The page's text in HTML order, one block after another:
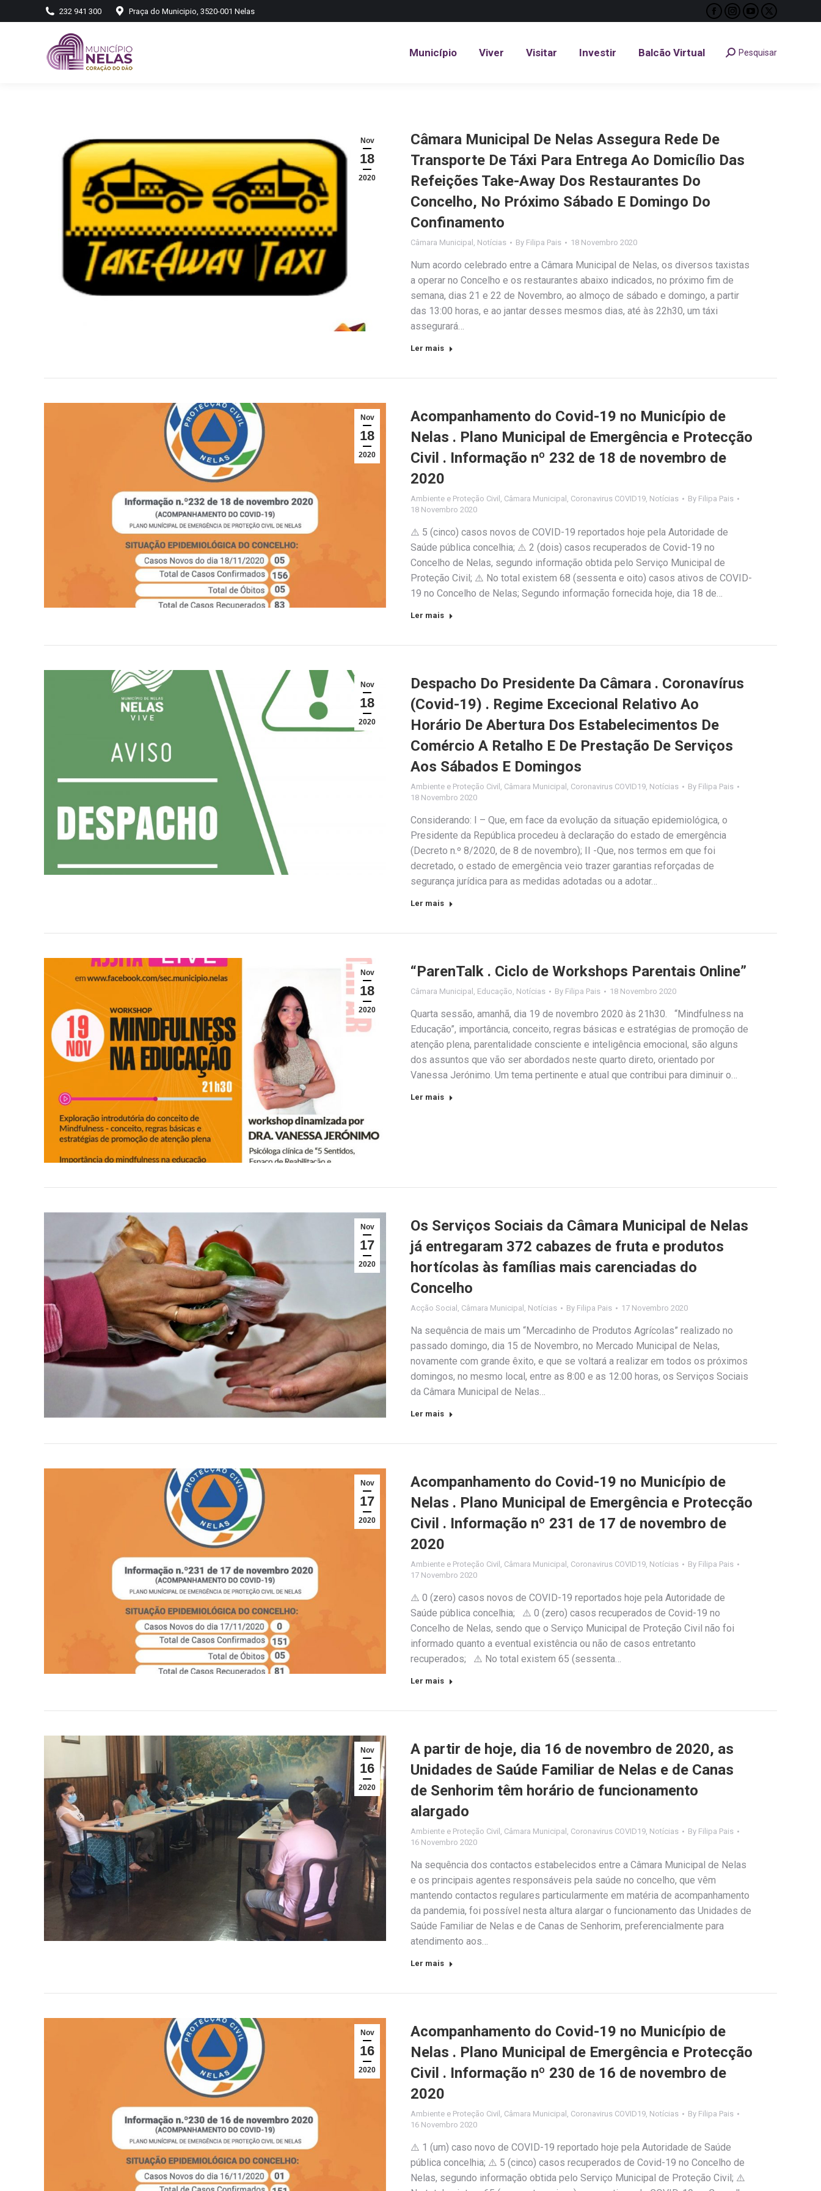
232 941 300 Praça do Municipio, 3520-001 Nelas
Facebook
opens
Instagram
opens
YouTube
opens
X
opens
Município Viver Visitar Investir Balcão Virtual Search:Pesquisar
Nov
18
2020
Câmara Municipal De Nelas Assegura Rede De
Transporte De Táxi Para Entrega Ao Domicílio Das
Refeições Take-Away Dos Restaurantes Do
Concelho, No Próximo Sábado E Domingo Do
Confinamento
Câmara Municipal , Notícias By Filipa Pais 18 Novembro 2020
Num acordo celebrado entre a Câmara Municipal de Nelas, os diversos taxistas
a operar no Concelho e os restaurantes abaixo indicados, no próximo fim de
semana, dias 21 e 22 de Novembro, ao almoço de sábado e domingo, a partir
das 13:00 horas, e ao jantar desses mesmos dias, até às 22h30, um táxi
assegurará…
Ler mais
Nov
18
2020
Acompanhamento do Covid-19 no Município de
Nelas . Plano Municipal de Emergência e Protecção
Civil . Informação nº 232 de 18 de novembro de
2020
Ambiente e Proteção Civil , Câmara Municipal , Coronavirus COVID19, Notícias By Filipa Pais
18 Novembro 2020
⚠️ 5 (cinco) casos novos de COVID-19 reportados hoje pela Autoridade de
Saúde pública concelhia; ⚠️ 2 (dois) casos recuperados de Covid-19 no
Concelho de Nelas, segundo informação obtida pelo Serviço Municipal de
Proteção Civil; ⚠️ No total existem 68 (sessenta e oito) casos ativos de COVID-
19 no Concelho de Nelas; Segundo informação fornecida hoje, dia 18 de…
Ler mais
Nov
18
2020
Despacho Do Presidente Da Câmara . Coronavírus
(Covid-19) . Regime Excecional Relativo Ao
Horário De Abertura Dos Estabelecimentos De
Comércio A Retalho E De Prestação De Serviços
Aos Sábados E Domingos
Ambiente e Proteção Civil , Câmara Municipal , Coronavirus COVID19, Notícias By Filipa Pais
18 Novembro 2020
Considerando: I – Que, em face da evolução da situação epidemiológica, o
Presidente da República procedeu à declaração do estado de emergência
(Decreto n.º 8/2020, de 8 de novembro); II -Que, nos termos em que foi
decretado, o estado de emergência veio trazer garantias reforçadas de
segurança jurídica para as medidas adotadas ou a adotar…
Ler mais
Nov
18
2020
“ParenTalk . Ciclo de Workshops Parentais Online”
Câmara Municipal , Educação, Notícias By Filipa Pais 18 Novembro 2020
Quarta sessão, amanhã, dia 19 de novembro 2020 às 21h30. “Mindfulness na
Educação”, importância, conceito, regras básicas e estratégias de promoção de
atenção plena, parentalidade consciente e inteligência emocional, são alguns
dos assuntos que vão ser abordados neste quarto direto, orientado por
Vanessa Jerónimo. Um tema pertinente e atual que contribui para diminuir o…
Ler mais
Nov
17
2020
Os Serviços Sociais da Câmara Municipal de Nelas
já entregaram 372 cabazes de fruta e produtos
hortícolas às famílias mais carenciadas do
Concelho
Acção Social , Câmara Municipal , Notícias By Filipa Pais 17 Novembro 2020
Na sequência de mais um “Mercadinho de Produtos Agrícolas” realizado no
passado domingo, dia 15 de Novembro, no Mercado Municipal de Nelas,
novamente com grande êxito, e que se voltará a realizar em todos os próximos
domingos, no mesmo local, entre as 8:00 e as 12:00 horas, os Serviços Sociais
da Câmara Municipal de Nelas…
Ler mais
Nov
17
2020
Acompanhamento do Covid-19 no Município de
Nelas . Plano Municipal de Emergência e Protecção
Civil . Informação nº 231 de 17 de novembro de
2020
Ambiente e Proteção Civil , Câmara Municipal , Coronavirus COVID19, Notícias By Filipa Pais
17 Novembro 2020
⚠️ 0 (zero) casos novos de COVID-19 reportados hoje pela Autoridade de
Saúde pública concelhia; ⚠️ 0 (zero) casos recuperados de Covid-19 no
Concelho de Nelas, sendo que o Serviço Municipal de Proteção Civil não foi
informado quanto a eventual existência ou não de casos entretanto
recuperados; ⚠️ No total existem 65 (sessenta…
Ler mais
Nov
16
2020
A partir de hoje, dia 16 de novembro de 2020, as
Unidades de Saúde Familiar de Nelas e de Canas
de Senhorim têm horário de funcionamento
alargado
Ambiente e Proteção Civil , Câmara Municipal , Coronavirus COVID19, Notícias By Filipa Pais
16 Novembro 2020
Na sequência dos contactos estabelecidos entre a Câmara Municipal de Nelas
e os principais agentes responsáveis pela saúde no concelho, que vêm
mantendo contactos regulares particularmente em matéria de acompanhamento
da pandemia, foi possível nesta altura alargar o funcionamento das Unidades de
Saúde Familiar de Nelas e de Canas de Senhorim, preferencialmente para
atendimento aos…
Ler mais
Nov
16
2020
Acompanhamento do Covid-19 no Município de
Nelas . Plano Municipal de Emergência e Protecção
Civil . Informação nº 230 de 16 de novembro de
2020
Ambiente e Proteção Civil , Câmara Municipal , Coronavirus COVID19, Notícias By Filipa Pais
16 Novembro 2020
⚠️ 1 (um) caso novo de COVID-19 reportado hoje pela Autoridade de Saúde
pública concelhia; ⚠️ 5 (cinco) casos recuperados de Covid-19 no Concelho de
Nelas, segundo informação obtida pelo Serviço Municipal de Proteção Civil; ⚠️
Município Viver Visitar Investir Balcão Virtual Search:
Pesquisar